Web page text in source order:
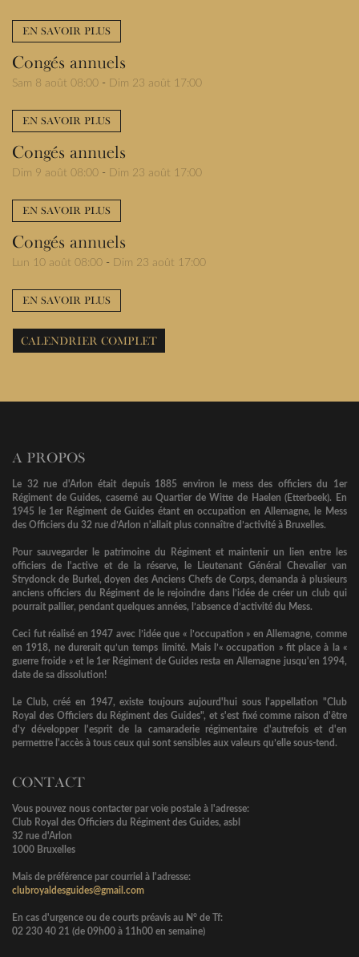
EN SAVOIR PLUS
Congés annuels
Sam 8 août 08:00 - Dim 23 août 17:00
EN SAVOIR PLUS
Congés annuels
Dim 9 août 08:00 - Dim 23 août 17:00
EN SAVOIR PLUS
Congés annuels
Lun 10 août 08:00 - Dim 23 août 17:00
EN SAVOIR PLUS
CALENDRIER COMPLET
A PROPOS
Le 32 rue d'Arlon était depuis 1885 environ le mess des officiers du 1er
Régiment de Guides, caserné au Quartier de Witte de Haelen (Etterbeek). En
1945 le 1er Régiment de Guides étant en occupation en Allemagne, le Mess
des Officiers du 32 rue d’Arlon n'allait plus connaître d’activité à Bruxelles.
Pour sauvegarder le patrimoine du Régiment et maintenir un lien entre les
officiers de l'active et de la réserve, le Lieutenant Général Chevalier van
Strydonck de Burkel, doyen des Anciens Chefs de Corps, demanda à plusieurs
anciens officiers du Régiment de le rejoindre dans l’idée de créer un club qui
pourrait pallier, pendant quelques années, l’absence d’activité du Mess.
Ceci fut réalisé en 1947 avec l’idée que « l’occupation » en Allemagne, comme
en 1918, ne durerait qu’un temps limité. Mais l’« occupation » fit place à la «
guerre froide » et le 1er Régiment de Guides resta en Allemagne jusqu'en 1994,
date de sa dissolution!
Le Club, créé en 1947, existe toujours aujourd'hui sous l'appellation "Club
Royal des Officiers du Régiment des Guides", et s'est fixé comme raison d'être
d'y développer l'esprit de la camaraderie régimentaire d'autrefois et d'en
permettre l'accès à tous ceux qui sont sensibles aux valeurs qu’elle sous-tend.
CONTACT
Vous pouvez nous contacter par voie postale à l'adresse:
Club Royal des Officiers du Régiment des Guides, asbl
32 rue d'Arlon
1000 Bruxelles
Mais de préférence par courriel à l'adresse:
clubroyaldesguides@gmail.com
En cas d'urgence ou de courts préavis au N° de Tf:
02 230 40 21 (de 09h00 à 11h00 en semaine)